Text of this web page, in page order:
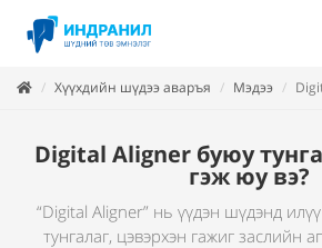
Хүүхдийн шүдээ аваръя Мэдээ
Digital Aligner буюу
гэж юу вэ?
“Digital Aligner” нь үүдэн шүдэнд
тунгалаг, цэвэрхэн гажиг заслийн